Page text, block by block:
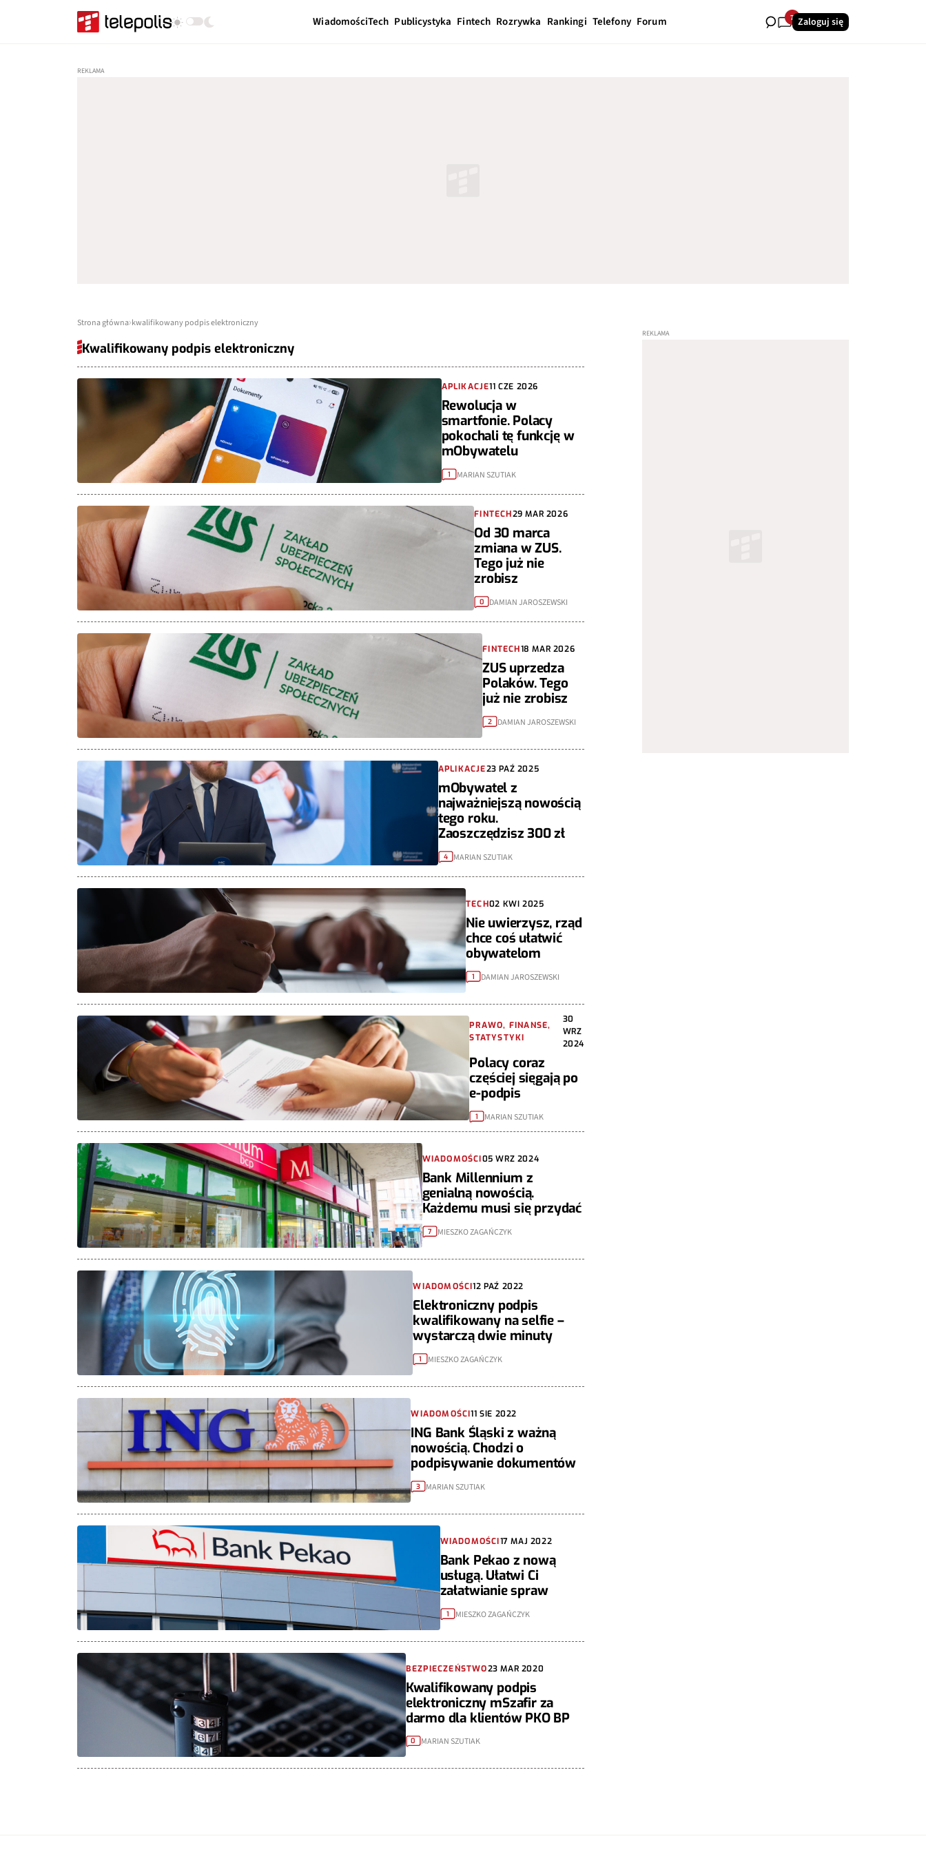
WiadomościTech Publicystyka Fintech Rozrywka Rankingi Telefony Forum 7 Zaloguj się
Strona główna kwalifikowany podpis elektroniczny
Kwalifikowany podpis elektroniczny
APLIKACJE11 CZE 2026
Rewolucja w
smartfonie. Polacy
pokochali tę funkcję w
mObywatelu
1 MARIAN SZUTIAK
FINTECH29 MAR 2026
Od 30 marca
zmiana w ZUS.
Tego już nie
zrobisz
0 DAMIAN JAROSZEWSKI
FINTECH18 MAR 2026
ZUS uprzedza
Polaków. Tego
już nie zrobisz
2 DAMIAN JAROSZEWSKI
APLIKACJE23 PAŹ 2025
mObywatel z
najważniejszą nowością
tego roku.
Zaoszczędzisz 300 zł
4 MARIAN SZUTIAK
TECH02 KWI 2025
Nie uwierzysz, rząd
chce coś ułatwić
obywatelom
1 DAMIAN JAROSZEWSKI
PRAWO, FINANSE,
STATYSTYKI
30
WRZ
2024
Polacy coraz
częściej sięgają po
e-podpis
1 MARIAN SZUTIAK
WIADOMOŚCI05 WRZ 2024
Bank Millennium z
genialną nowością.
Każdemu musi się przydać
7 MIESZKO ZAGAŃCZYK
WIADOMOŚCI12 PAŹ 2022
Elektroniczny podpis
kwalifikowany na selfie –
wystarczą dwie minuty
1 MIESZKO ZAGAŃCZYK
WIADOMOŚCI11 SIE 2022
ING Bank Śląski z ważną
nowością. Chodzi o
podpisywanie dokumentów
3 MARIAN SZUTIAK
WIADOMOŚCI17 MAJ 2022
Bank Pekao z nową
usługą. Ułatwi Ci
załatwianie spraw
1 MIESZKO ZAGAŃCZYK
BEZPIECZEŃSTWO23 MAR 2020
Kwalifikowany podpis
elektroniczny mSzafir za
darmo dla klientów PKO BP
0 MARIAN SZUTIAK